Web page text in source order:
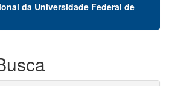
da Universidade Federal de